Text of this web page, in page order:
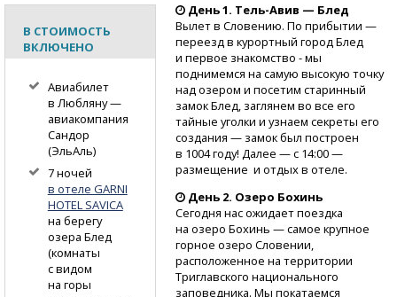
День 1. Тель-Авив — Блед
Вылет в Словению. По прибытии —
переезд в курортный город Блед
и первое знакомство - мы
поднимемся на самую высокую точку
над озером и посетим старинный
замок Блед, заглянем во все его
тайные уголки и узнаем секреты его
создания — замок был построен
в 1004 году! Далее — с 14:00 —
размещение и отдых в отеле.
День 2. Озеро Бохинь
Сегодня нас ожидает поездка
на озеро Бохинь — самое крупное
горное озеро Словении,
расположенное на территории
Триглавского национального
заповедника. Мы покатаемся
В СТОИМОСТЬ
ВКЛЮЧЕНО
Авиабилет
в Любляну —
авиакомпания
Сандор
(ЭльАль)
7 ночей
в отеле GARNI
HOTEL SAVICA
на берегу
озера Блед
(комнаты
с видом
на горы